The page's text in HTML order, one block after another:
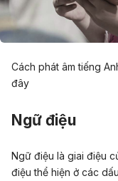
Cách phát âm tiếng
đây
Ngữ điệu
Ngữ điệu là giai điệu
điệu thể hiện ở các